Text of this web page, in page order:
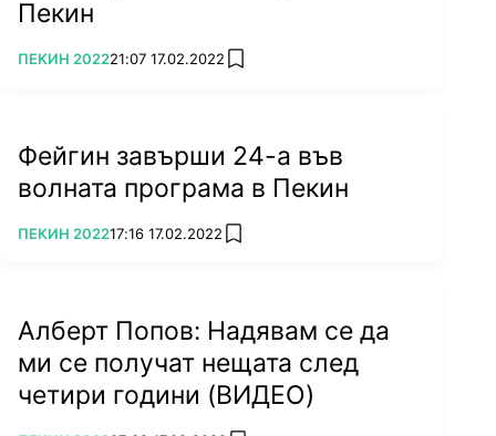
Пекин
ПОВЕЧЕ ОТ
ПЕКИН 202221:07 17.02.2022 add favorites
Фейгин завърши 24-а във
волната програма в Пекин
ПОВЕЧЕ ОТ
ПЕКИН 202217:16 17.02.2022 add favorites
Алберт Попов: Надявам се да
ми се получат нещата след
четири години (ВИДЕО)